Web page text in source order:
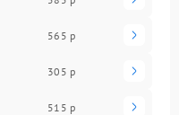
565 р
305 р
515 р